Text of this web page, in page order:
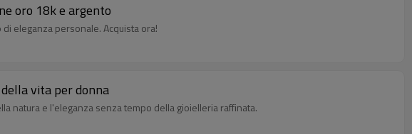
oro 18k e argento
eleganza personale. Acquista ora!
vita per donna
natura e l'eleganza senza tempo della gioielleria raffinata.